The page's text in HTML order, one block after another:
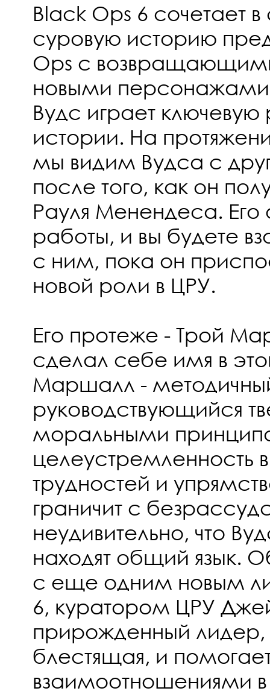
Black Ops 6 сочетает
суровую историю
Ops с
новыми
Вудс играет
истории. На
мы видим Вудса с
после того, как он
Рауля Менендеса. Его
работы, и вы будете
с ним, пока он
новой роли в ЦРУ.
Его протеже - Трой
сделал себе имя в
Маршалл -
руководствующийся
моральными
целеустремленность
трудностей и
граничит с
неудивительно, что
находят общий язык.
с еще одним новым
6, куратором ЦРУ
прирожденный
блестящая, и
взаимоотношениями в